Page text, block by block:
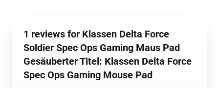
1 reviews for Klassen Delta Force
Soldier Spec Ops Gaming Maus Pad
Gesäuberter Titel: Klassen Delta Force
Spec Ops Gaming Mouse Pad